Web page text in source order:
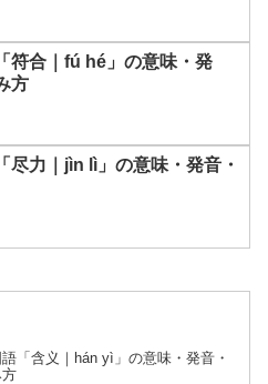
符合｜fú hé」の意味・発
方
尽力｜jìn lì」の意味・発音・
「含义｜hán yì」の意味・発音・